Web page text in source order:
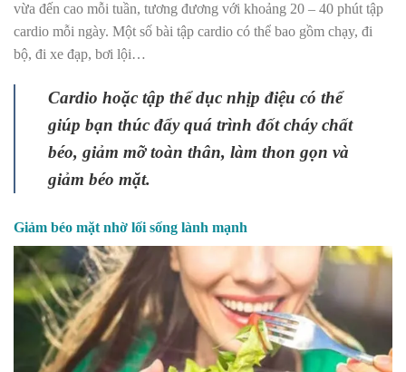
vừa đến cao mỗi tuần, tương đương với khoảng 20 – 40 phút tập
cardio mỗi ngày. Một số bài tập cardio có thể bao gồm chạy, đi
bộ, đi xe đạp, bơi lội…
Cardio hoặc tập thể dục nhịp điệu có thể
giúp bạn thúc đẩy quá trình đốt cháy chất
béo, giảm mỡ toàn thân, làm thon gọn và
giảm béo mặt.
Giảm béo mặt nhờ lối sống lành mạnh